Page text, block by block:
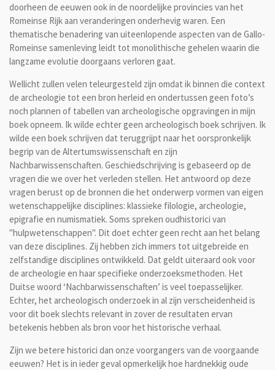
doorheen de eeuwen ook in de noordelijke provincies van het
Romeinse Rijk aan veranderingen onderhevig waren. Een
thematische benadering van uiteenlopende aspecten van de Gallo-
Romeinse samenleving leidt tot monolithische gehelen waarin die
langzame evolutie doorgaans verloren gaat.
Wellicht zullen velen teleurgesteld zijn omdat ik binnen die context
de archeologie tot een bron herleid en ondertussen geen foto’s
noch plannen of tabellen van archeologische opgravingen in mijn
boek opneem. Ik wilde echter geen archeologisch boek schrijven. Ik
wilde een boek schrijven dat teruggrijpt naar het oorspronkelijk
begrip van de Altertumswissenschaft en zijn
Nachbarwissenschaften. Geschiedschrijving is gebaseerd op de
vragen die we over het verleden stellen. Het antwoord op deze
vragen berust op de bronnen die het onderwerp vormen van eigen
wetenschappelijke disciplines: klassieke filologie, archeologie,
epigrafie en numismatiek. Soms spreken oudhistorici van
"hulpwetenschappen". Dit doet echter geen recht aan het belang
van deze disciplines. Zij hebben zich immers tot uitgebreide en
zelfstandige disciplines ontwikkeld. Dat geldt uiteraard ook voor
de archeologie en haar specifieke onderzoeksmethoden. Het
Duitse woord ‘Nachbarwissenschaften’ is veel toepasselijker.
Echter, het archeologisch onderzoek in al zijn verscheidenheid is
voor dit boek slechts relevant in zover de resultaten ervan
betekenis hebben als bron voor het historische verhaal.
Zijn we betere historici dan onze voorgangers van de voorgaande
eeuwen? Het is in ieder geval opmerkelijk hoe hardnekkig oude